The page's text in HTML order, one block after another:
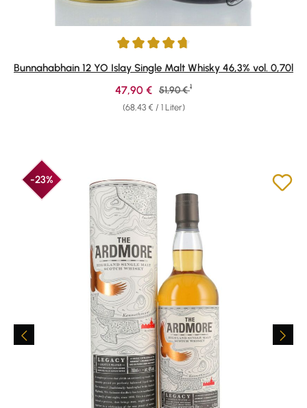
Durchschnittliche Bewertung von 4.83 von 5 Sternen
Bunnahabhain 12 YO Islay Single Malt Whisky 46,3% vol. 0,70l
(68,43 € / 1 Liter)
Verkaufspreis:
47,90 € Regulärer Preis:
51,90 € 1
-23%